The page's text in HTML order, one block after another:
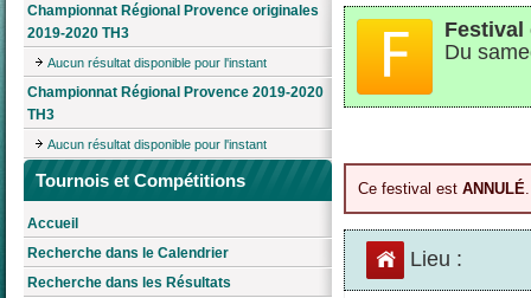
Championnat Régional Provence originales
2019-2020 TH3
Aucun résultat disponible pour l'instant
Championnat Régional Provence 2019-2020
TH3
Aucun résultat disponible pour l'instant
Tournois et Compétitions
Accueil
Recherche dans le Calendrier
Recherche dans les Résultats
Festival
Du
Ce festival est ANNULÉ
Lieu :